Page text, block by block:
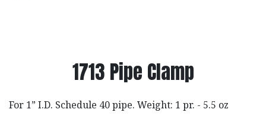
1713 Pipe Clamp
For 1” I.D. Schedule 40 pipe. Weight: 1 pr. - 5.5 oz